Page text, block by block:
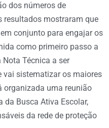
dos números de
resultados mostraram que
conjunto para engajar os
como primeiro passo a
Nota Técnica a ser
vai sistematizar os maiores
organizada uma reunião
da Busca Ativa Escolar,
da rede de proteção